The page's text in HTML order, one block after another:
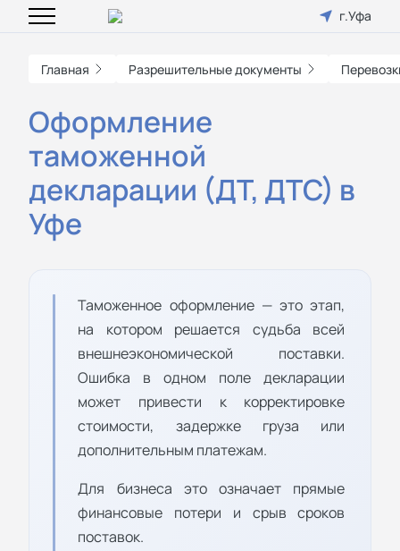
г.Уфа
Главная Разрешительные документы
Оформление
таможенной
декларации (ДТ, ДТС) в
Уфе
Таможенное оформление — это этап,
на котором решается судьба всей
внешнеэкономической поставки.
Ошибка в одном поле декларации
может привести к корректировке
стоимости, задержке груза или
дополнительным платежам.
Для бизнеса это означает прямые
финансовые потери и срыв сроков
поставок.